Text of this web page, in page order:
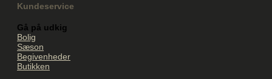
Kundeservice
Gå på udkig
Bolig
Sæson
Begivenheder
Butikken